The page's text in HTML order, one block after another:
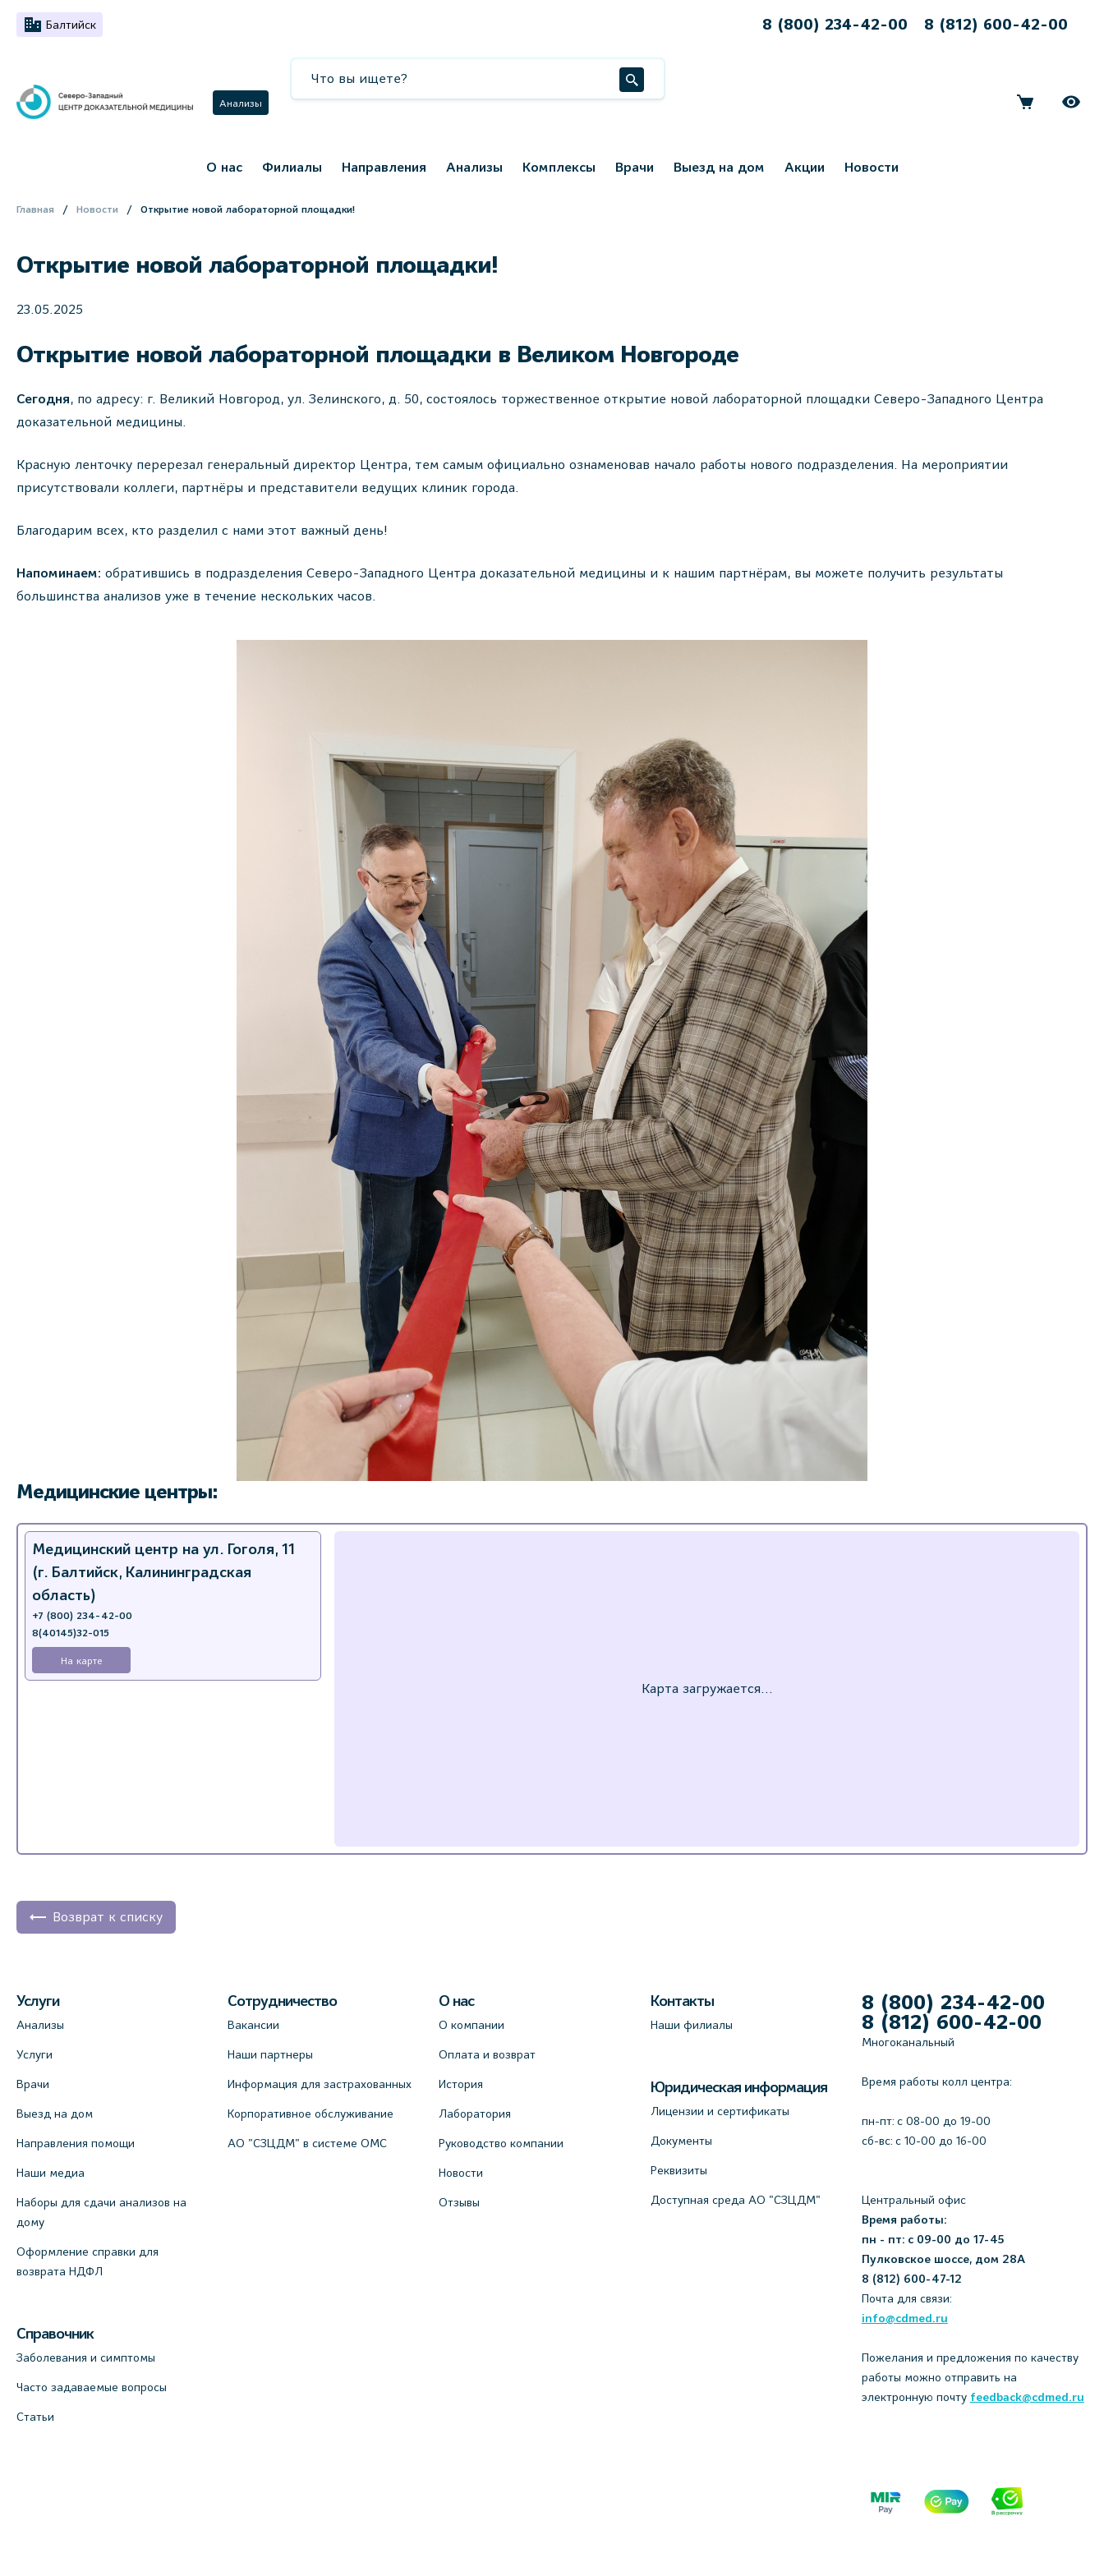
Балтийск 8 (800) 234-42-00 8 (812) 600-42-00
Анализы
О нас Филиалы Направления Анализы Комплексы Врачи Выезд на дом Акции Новости
Главная Новости Открытие новой лабораторной площадки!
Открытие новой лабораторной площадки!
23.05.2025
Открытие новой лабораторной площадки в Великом Новгороде
Сегодня, по адресу: г. Великий Новгород, ул. Зелинского, д. 50, состоялось торжественное открытие новой лабораторной площадки Северо-Западного Центра
доказательной медицины.
Красную ленточку перерезал генеральный директор Центра, тем самым официально ознаменовав начало работы нового подразделения. На мероприятии
присутствовали коллеги, партнёры и представители ведущих клиник города.
Благодарим всех, кто разделил с нами этот важный день!
Напоминаем: обратившись в подразделения Северо-Западного Центра доказательной медицины и к нашим партнёрам, вы можете получить результаты
большинства анализов уже в течение нескольких часов.
Медицинские центры:
Медицинский центр на ул. Гоголя, 11
(г. Балтийск, Калининградская
область)
+7 (800) 234-42-00
8(40145)32-015
На карте
Возврат к списку
Услуги
Анализы
Услуги
Врачи
Выезд на дом
Направления помощи
Наши медиа
Наборы для сдачи анализов на
дому
Оформление справки для
возврата НДФЛ
Справочник
Заболевания и симптомы
Часто задаваемые вопросы
Статьи
Сотрудничество
Вакансии
Наши партнеры
Информация для застрахованных
Корпоративное обслуживание
АО "СЗЦДМ" в системе ОМС
О нас
О компании
Оплата и возврат
История
Лаборатория
Руководство компании
Новости
Отзывы
Контакты
Наши филиалы
Юридическая информация
Лицензии и сертификаты
Документы
Реквизиты
Доступная среда АО "СЗЦДМ"
8 (800) 234-42-00
8 (812) 600-42-00
Многоканальный
Время работы колл центра:
пн-пт: c 08-00 до 19-00
сб-вс: с 10-00 до 16-00
Центральный офис
Время работы:
пн - пт: с 09-00 до 17-45
Пулковское шоссе, дом 28А
8 (812) 600-47-12
Почта для связи:
info@cdmed.ru
Пожелания и предложения по качеству
работы можно отправить на
электронную почту feedback@cdmed.ru